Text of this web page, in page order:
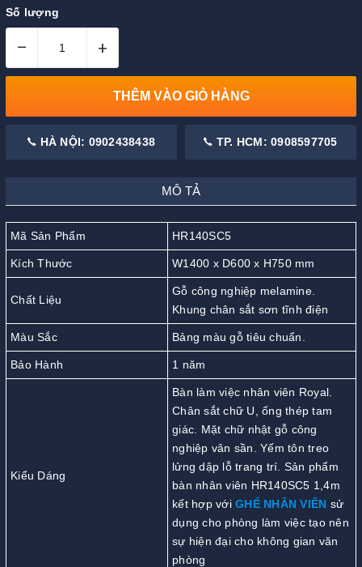
Số lượng
– +
THÊM VÀO GIỎ HÀNG
HÀ NỘI: 0902438438 TP. HCM: 0908597705
MÔ TẢ
Mã Sản Phẩm HR140SC5
Kích Thước W1400 x D600 x H750 mm
Chất Liệu
Gỗ công nghiệp melamine.
Khung chân sắt sơn tĩnh điện
Màu Sắc Bảng màu gỗ tiêu chuẩn.
Bảo Hành 1 năm
Kiểu Dáng
Bàn làm việc nhân viên Royal.
Chân sắt chữ U, ống thép tam
giác. Mặt chữ nhật gỗ công
nghiệp vân sần. Yếm tôn treo
lửng dập lỗ trang trí. Sản phẩm
bàn nhân viên HR140SC5 1,4m
kết hợp với GHẾ NHÂN VIÊN sử
dụng cho phòng làm việc tạo nên
sự hiện đại cho không gian văn
phòng